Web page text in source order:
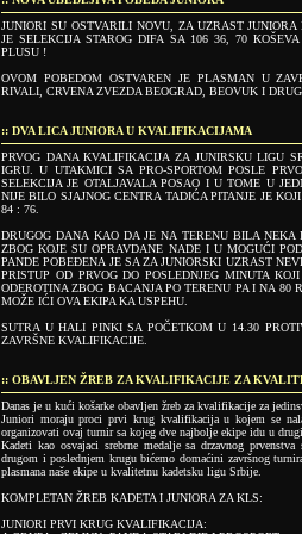
JUNIORI SU OSTVARILI NOVU, ZA UZRAST
JE SELEKCIJA STAROG DIFA SA 106 36, 70
PLUSU !
OVOM POBEDOM OSTVAREN JE PLASMAN U
RIVALI, CRVENA ZVEZDA BEOGRAD, BEOVUK I
:: DVA LICA JUNIORA U KVALIFIKACIJAMA
PRVOG DANA KVALIFIKACIJA ZA JUNIRSKU LIGU
IGRU. U UTAKMICI SA PRO-SPORTOM POSLE
SELEKCIJA JE OTALJAVALA POSAO I U TOME U
NIJE BILO SJAJNOG CENTRA TADIĆA PITANJE JE
84 : 76.
DRUGOG DANA KAO DA JE NA TERENU BILA
ZBOG KOJE SU OPRAVDANE NADE I U MOGUĆI
PANDE POBEĐENA JE SA ZA JUNIORSKI UZRAST
PRISTUP OD PRVOG DO POSLEDNJEG MINUTA
ODEROTINA ZBOG BACANJA PO TERENU PA I NA
MOŽE IĆI OVA EKIPA KA USPEHU.
SUTRA U HALI PINKI SA POČETKOM U 14.30
ZAVRŠNE KVALIFIKACIJE.
:: OBAVLJEN ŽREB ZA KVALIFIKACIJE ZA
Danas je u kući košarke obavljen žreb za kvalifikacije za
Juniori moraju proci prvi krug kvalifikacija u kojem se
organizovati ovaj turnir sa kojeg dve najbolje ekipe idu u
Kadeti kao osvajaci srebrne medalje sa drzavnog
drugom i poslednjem krugu bićemo domaćini završnog
plasmana naše ekipe u kvalitetnu kadetsku ligu Srbije.
KOMPLETAN ŽREB KADETA I JUNIORA ZA KLS:
JUNIORI PRVI KRUG KVALIFIKACIJA: